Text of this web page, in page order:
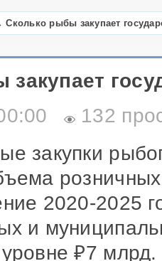
Сырье и добавки
Оборудование
для
Сколько рыбы закупает
132
закупки
2020-2025
и
₽7